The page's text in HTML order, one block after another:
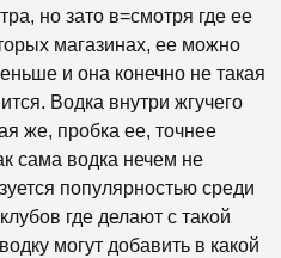
но зато в=смотря где ее
магазинах, ее можно
и она конечно не такая
Водка внутри жгучего
же, пробка ее, точнее
сама водка нечем не
популярностью среди
где делают с такой
могут добавить в какой